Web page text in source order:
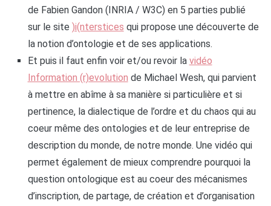
de Fabien Gandon (INRIA / W3C) en 5 parties publié
sur le site )i(nterstices qui propose une découverte de
la notion d’ontologie et de ses applications.
Et puis il faut enfin voir et/ou revoir la vidéo
Information (r)evolution de Michael Wesh, qui parvient
à mettre en abîme à sa manière si particulière et si
pertinence, la dialectique de l’ordre et du chaos qui au
coeur même des ontologies et de leur entreprise de
description du monde, de notre monde. Une vidéo qui
permet également de mieux comprendre pourquoi la
question ontologique est au coeur des mécanismes
d’inscription, de partage, de création et d’organisation